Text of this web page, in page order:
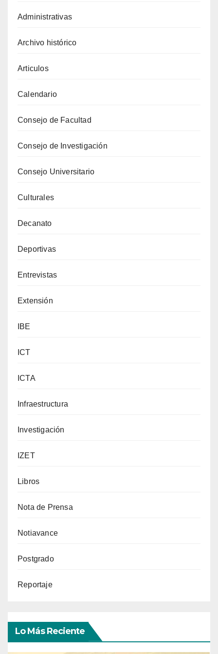
Administrativas
Archivo histórico
Articulos
Calendario
Consejo de Facultad
Consejo de Investigación
Consejo Universitario
Culturales
Decanato
Deportivas
Entrevistas
Extensión
IBE
ICT
ICTA
Infraestructura
Investigación
IZET
Libros
Nota de Prensa
Notiavance
Postgrado
Reportaje
Lo Más Reciente